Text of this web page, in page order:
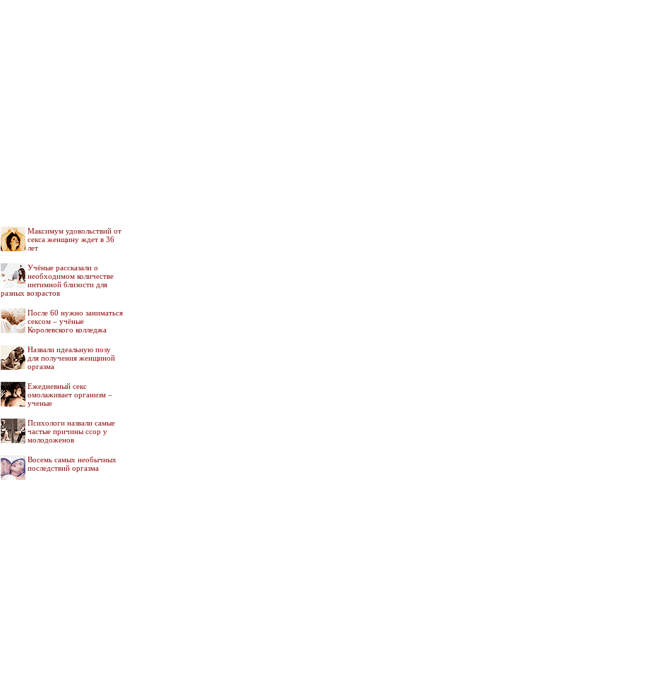
Максимум удовольствий от
секса женщину ждет в 36
лет
Учёные рассказали о
необходимом количестве
интимной близости для
разных возрастов
После 60 нужно заниматься
сексом – учёные
Королевского колледжа
Назвали идеальную позу
для получения женщиной
оргазма
Ежедневный секс
омолаживает организм –
ученые
Психологи назвали самые
частые причины ссор у
молодоженов
Восемь самых необычных
последствий оргазма